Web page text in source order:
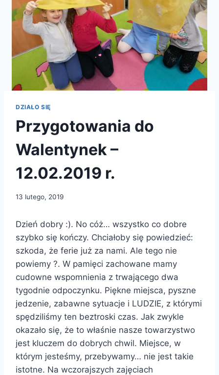
DZIAŁO SIĘ
Przygotowania do
Walentynek –
12.02.2019 r.
13 lutego, 2019
Dzień dobry :). No cóż… wszystko co dobre
szybko się kończy. Chciałoby się powiedzieć:
szkoda, że ferie już za nami. Ale tego nie
powiemy ?. W pamięci zachowane mamy
cudowne wspomnienia z trwającego dwa
tygodnie odpoczynku. Piękne miejsca, pyszne
jedzenie, zabawne sytuacje i LUDZIE, z którymi
spędziliśmy ten beztroski czas. Jak zwykle
okazało się, że to właśnie nasze towarzystwo
jest kluczem do dobrych chwil. Miejsce, w
którym jesteśmy, przebywamy… nie jest takie
istotne. Na wczorajszych zajęciach